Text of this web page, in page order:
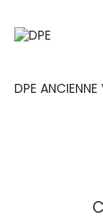
Lacretelle
DPE ANCIENNE